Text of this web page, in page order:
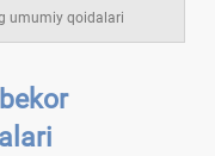
umumiy qoidalari